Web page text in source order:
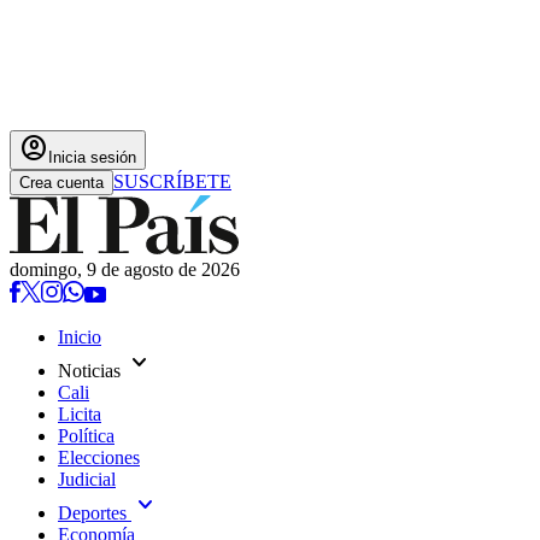
account_circle Inicia sesión
Crea cuenta SUSCRÍBETE
domingo, 9 de agosto de 2026
Inicio
Noticias expand_more
Cali
Licita
Política
Elecciones
Judicial
Deportes expand_more
Economía